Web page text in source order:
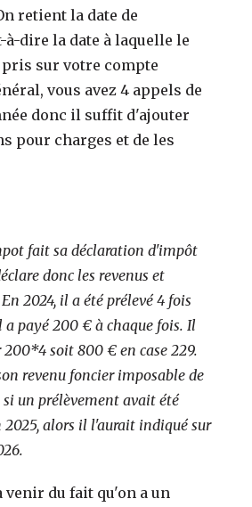
retient la date de
à-dire la date à laquelle le
pris sur votre compte
vous avez 4 appels de
donc il suffit d'ajouter
pour charges et de les
fait sa déclaration d'impôt
donc les revenus et
2024, il a été prélevé 4 fois
a payé 200 € à chaque fois. Il
soit 800 € en case 229.
revenu foncier imposable de
si un prélèvement avait été
2025, alors il l'aurait indiqué sur
venir du fait qu'on a un